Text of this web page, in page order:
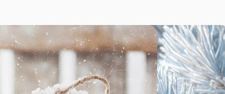
Продукция Начать